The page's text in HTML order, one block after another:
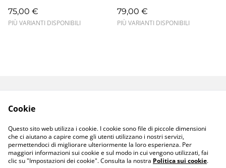
75,00 €
PIÙ VARIANTI DISPONIBILI
79,00 €
PIÙ VARIANTI DISPONIBILI
Termini e Condizioni
Consegne
Cookie Policy
Cookie
Questo sito web utilizza i cookie. I cookie sono file di piccole dimensioni
che ci aiutano a capire come gli utenti utilizzano i nostri servizi,
permettendoci di migliorare ulteriormente la loro esperienza. Per
maggiori informazioni sui cookie e sul modo in cui vengono utilizzati, fai
clic su "Impostazioni dei cookie". Consulta la nostra Politica sui cookie.